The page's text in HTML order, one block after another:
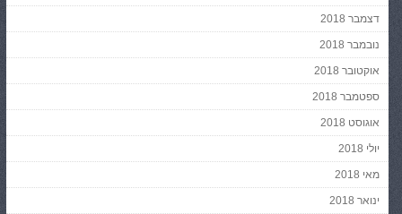
דצמבר 2018
נובמבר 2018
אוקטובר 2018
ספטמבר 2018
אוגוסט 2018
יולי 2018
מאי 2018
ינואר 2018